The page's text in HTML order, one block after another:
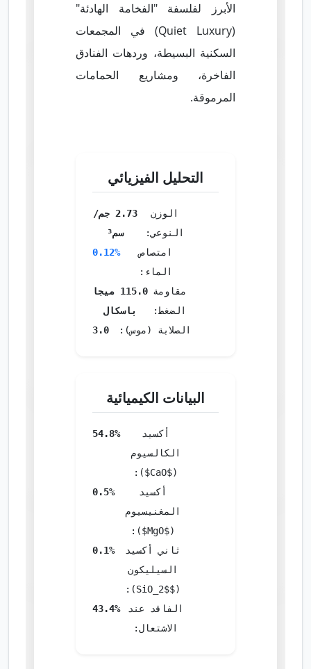
الأبرز لفلسفة "الفخامة الهادئة"
(Quiet Luxury) في المجمعات
السكنية البسيطة، وردهات الفنادق
الفاخرة، ومشاريع الحمامات
المرموقة.
التحليل الفيزيائي
الوزن
النوعي:
2.73 جم/
سم³
امتصاص
الماء:
0.12%
مقاومة
الضغط:
115.0 ميجا
باسكال
الصلابة (موس):
3.0
البيانات الكيميائية
أكسيد
الكالسيوم
($CaO$):
54.8%
أكسيد
المغنيسيوم
($MgO$):
0.5%
ثاني أكسيد
السيليكون
($SiO_2$):
0.1%
الفاقد عند
الاشتعال:
43.4%